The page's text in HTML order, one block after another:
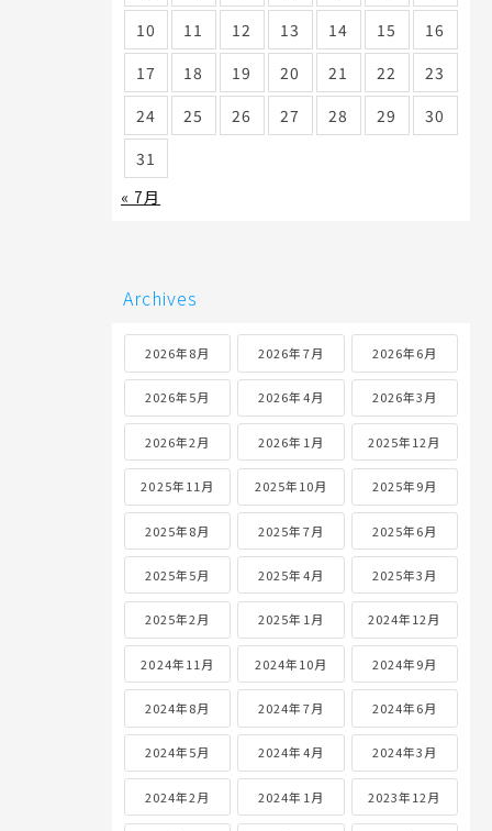
10
11 12 13 14 15
16
17
18 19 20 21 22
23
24
25 26 27 28 29
30
31
« 7月
Archives
2026年8月 2026年7月 2026年6月
2026年5月 2026年4月 2026年3月
2026年2月 2026年1月 2025年12月
2025年11月 2025年10月 2025年9月
2025年8月 2025年7月 2025年6月
2025年5月 2025年4月 2025年3月
2025年2月 2025年1月 2024年12月
2024年11月 2024年10月 2024年9月
2024年8月 2024年7月 2024年6月
2024年5月 2024年4月 2024年3月
2024年2月 2024年1月 2023年12月